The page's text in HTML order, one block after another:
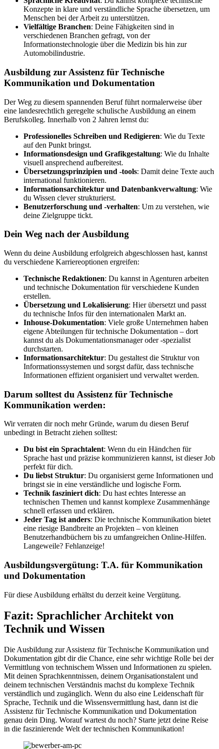
Konzepte in klare und verständliche Sprache übersetzen, um
Menschen bei der Arbeit zu unterstützen.
Vielfältige Branchen: Deine Fähigkeiten sind in
verschiedenen Branchen gefragt, von der
Informationstechnologie über die Medizin bis hin zur
Automobilindustrie.
Ausbildung zur Assistenz für Technische
Kommunikation und Dokumentation
Der Weg zu diesem spannenden Beruf führt normalerweise über
eine landesrechtlich geregelte schulische Ausbildung an einem
Berufskolleg. Innerhalb von 2 Jahren lernst du:
Professionelles Schreiben und Redigieren: Wie du Texte
auf den Punkt bringst.
Informationsdesign und Grafikgestaltung: Wie du Inhalte
visuell ansprechend aufbereitest.
Übersetzungsprinzipien und -tools: Damit deine Texte auch
international funktionieren.
Informationsarchitektur und Datenbankverwaltung: Wie
du Wissen clever strukturierst.
Benutzerforschung und -verhalten: Um zu verstehen, wie
deine Zielgruppe tickt.
Dein Weg nach der Ausbildung
Wenn du deine Ausbildung erfolgreich abgeschlossen hast, kannst
du verschiedene Karriereoptionen ergreifen:
Technische Redaktionen: Du kannst in Agenturen arbeiten
und technische Dokumentation für verschiedene Kunden
erstellen.
Übersetzung und Lokalisierung: Hier übersetzt und passt
du technische Infos für den internationalen Markt an.
Inhouse-Dokumentation: Viele große Unternehmen haben
eigene Abteilungen für technische Dokumentation – dort
kannst du als Dokumentationsmanager oder -spezialist
durchstarten.
Informationsarchitektur: Du gestaltest die Struktur von
Informationssystemen und sorgst dafür, dass technische
Informationen effizient organisiert und verwaltet werden.
Darum solltest du Assistenz für Technische
Kommunikation werden:
Wir verraten dir noch mehr Gründe, warum du diesen Beruf
unbedingt in Betracht ziehen solltest:
Du bist ein Sprachtalent: Wenn du ein Händchen für
Sprache hast und präzise kommunizieren kannst, ist dieser Job
perfekt für dich.
Du liebst Struktur: Du organisierst gerne Informationen und
bringst sie in eine verständliche und logische Form.
Technik fasziniert dich: Du hast echtes Interesse an
technischen Themen und kannst komplexe Zusammenhänge
schnell erfassen und erklären.
Jeder Tag ist anders: Die technische Kommunikation bietet
eine riesige Bandbreite an Projekten – von kleinen
Benutzerhandbüchern bis zu umfangreichen Online-Hilfen.
Langeweile? Fehlanzeige!
Ausbildungsvergütung: T.A. für Kommunikation
und Dokumentation
Für diese Ausbildung erhältst du derzeit keine Vergütung.
Fazit: Sprachlicher Architekt von
Technik und Wissen
Die Ausbildung zur Assistenz für Technische Kommunikation und
Dokumentation gibt dir die Chance, eine sehr wichtige Rolle bei der
Vermittlung von technischem Wissen und Informationen zu spielen.
Mit deinen Sprachkenntnissen, deinem Organisationstalent und
deinem technischen Verständnis machst du komplexe Technik
verständlich und zugänglich. Wenn du also eine Leidenschaft für
Sprache, Technik und die Wissensvermittlung hast, dann ist die
Assistenz für Technische Kommunikation und Dokumentation
genau dein Ding. Worauf wartest du noch? Starte jetzt deine Reise
in die faszinierende Welt der technischen Kommunikation!